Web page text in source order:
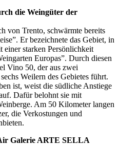
die Weingüter der
von Trento, schwärmte bereits
Er bezeichnete das Gebiet, in
einer starken Persönlichkeit
Europas”. Durch diesen
Vino 50, der aus zwei
Weilern des Gebietes führt.
ist, weist die südliche Anstiege
Dafür belohnt sie mit
Am 50 Kilometer langen
die Verkostungen und
Galerie ARTE SELLA